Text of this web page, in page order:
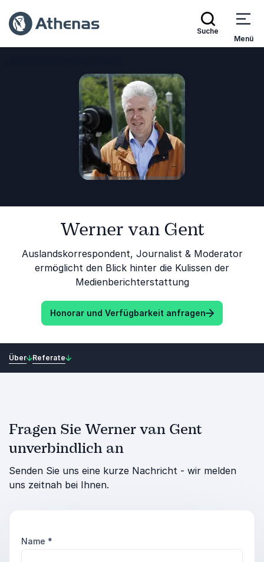
Suche
Menü
Werner van Gent
Auslandskorrespondent, Journalist & Moderator
ermöglicht den Blick hinter die Kulissen der
Medienberichterstattung
Honorar und Verfügbarkeit anfragen
Über Referate
Fragen Sie Werner van Gent
unverbindlich an
Senden Sie uns eine kurze Nachricht - wir melden
uns zeitnah bei Ihnen.
Name *